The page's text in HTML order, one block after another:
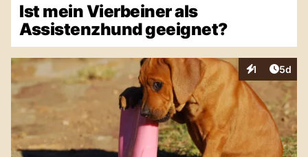
Ist mein Vierbeiner als
Assistenzhund geeignet?
1
Interaktionen
5d